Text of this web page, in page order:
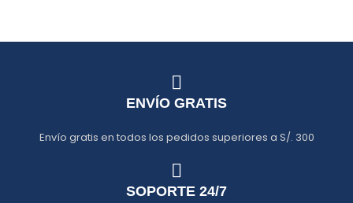
ENVÍO GRATIS
Envío gratis en todos los pedidos superiores a S/. 300
SOPORTE 24/7